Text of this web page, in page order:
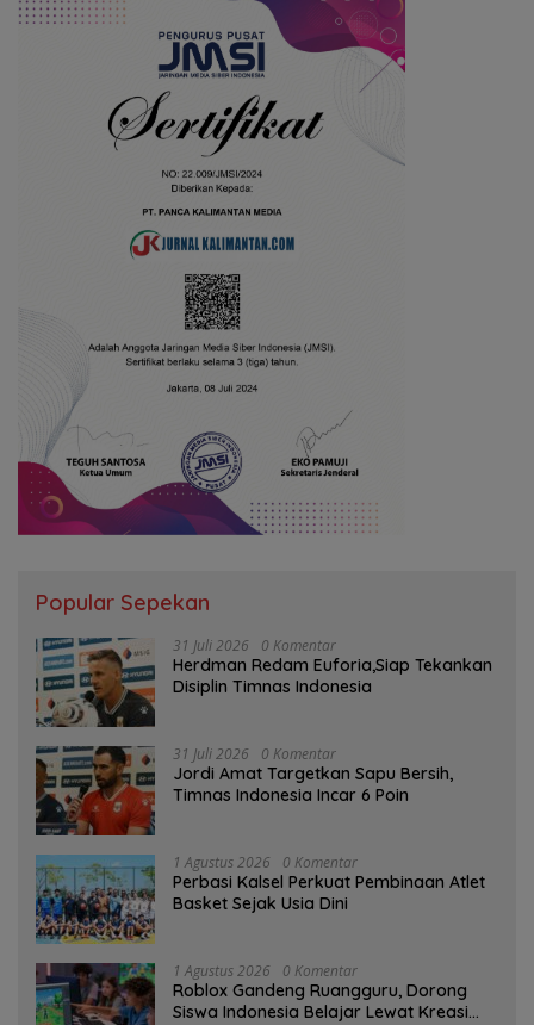
Popular Sepekan
31 Juli 2026 0 Komentar
Herdman Redam Euforia,Siap Tekankan
Disiplin Timnas Indonesia
31 Juli 2026 0 Komentar
Jordi Amat Targetkan Sapu Bersih,
Timnas Indonesia Incar 6 Poin
1 Agustus 2026 0 Komentar
Perbasi Kalsel Perkuat Pembinaan Atlet
Basket Sejak Usia Dini
1 Agustus 2026 0 Komentar
Roblox Gandeng Ruangguru, Dorong
Siswa Indonesia Belajar Lewat Kreasi